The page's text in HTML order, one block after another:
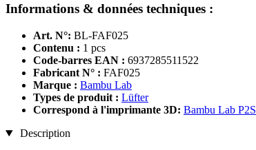
Informations & données techniques :
Art. N°: BL-FAF025
Contenu : 1 pcs
Code-barres EAN : 6937285511522
Fabricant N° : FAF025
Marque : Bambu Lab
Types de produit : Lüfter
Correspond à l'imprimante 3D: Bambu Lab P2S
Description